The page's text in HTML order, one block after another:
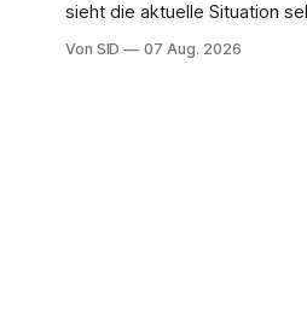
sieht die aktuelle Situation
Von SID 07 Aug. 2026